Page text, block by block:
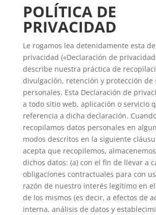
POLÍTICA DE
PRIVACIDAD
Le rogamos lea detenidamente esta
privacidad («Declaración de
describe nuestra práctica de
divulgación, retención y protección de
personales. Esta Declaración de
a todo sitio web, aplicación o servicio
referencia a dicha declaración.
recopilamos datos personales en
modos descritos en la siguiente
acepta que recopilemos,
dichos datos: (a) con el fin de llevar a
obligaciones contractuales para con
razón de nuestro interés legítimo en
de los mismos (es decir, a efectos de
interna, análisis de datos y